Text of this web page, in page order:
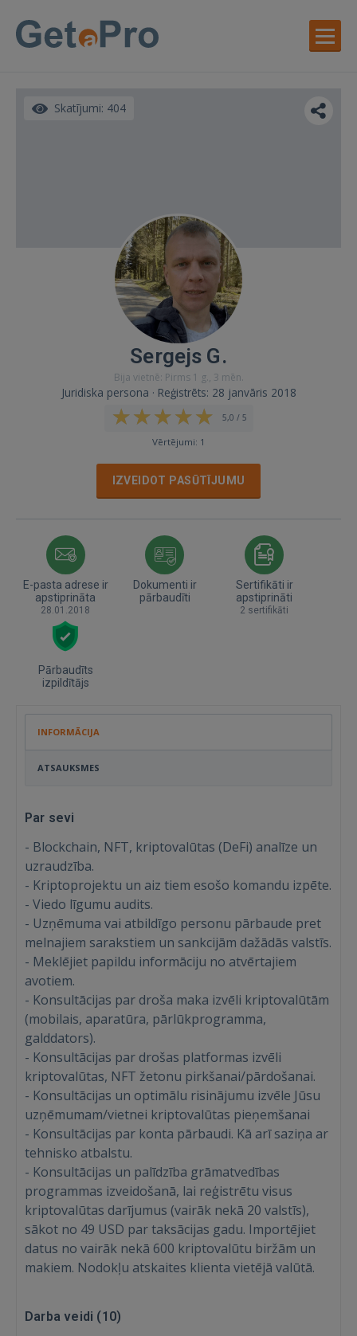
Skatījumi: 404
Sergejs G.
Bija vietnē: Pirms 1 g., 3 mēn.
Juridiska persona · Reģistrēts: 28 janvāris 2018
5,0 / 5
Vērtējumi: 1
IZVEIDOT PASŪTĪJUMU
E-pasta adrese ir
apstiprināta
28.01.2018
Dokumenti ir
pārbaudīti
Sertifikāti ir
apstiprināti
2 sertifikāti
Pārbaudīts
izpildītājs
INFORMĀCIJA
ATSAUKSMES
Par sevi
- Blockchain, NFT, kriptovalūtas (DeFi) analīze un
uzraudzība.
- Kriptoprojektu un aiz tiem esošo komandu izpēte.
- Viedo līgumu audits.
- Uzņēmuma vai atbildīgo personu pārbaude pret
melnajiem sarakstiem un sankcijām dažādās valstīs.
- Meklējiet papildu informāciju no atvērtajiem
avotiem.
- Konsultācijas par droša maka izvēli kriptovalūtām
(mobilais, aparatūra, pārlūkprogramma,
galddators).
- Konsultācijas par drošas platformas izvēli
kriptovalūtas, NFT žetonu pirkšanai/pārdošanai.
- Konsultācijas un optimālu risinājumu izvēle Jūsu
uzņēmumam/vietnei kriptovalūtas pieņemšanai
- Konsultācijas par konta pārbaudi. Kā arī saziņa ar
tehnisko atbalstu.
- Konsultācijas un palīdzība grāmatvedības
programmas izveidošanā, lai reģistrētu visus
kriptovalūtas darījumus (vairāk nekā 20 valstīs),
sākot no 49 USD par taksācijas gadu. Importējiet
datus no vairāk nekā 600 kriptovalūtu biržām un
makiem. Nodokļu atskaites klienta vietējā valūtā.
Darba veidi (10)